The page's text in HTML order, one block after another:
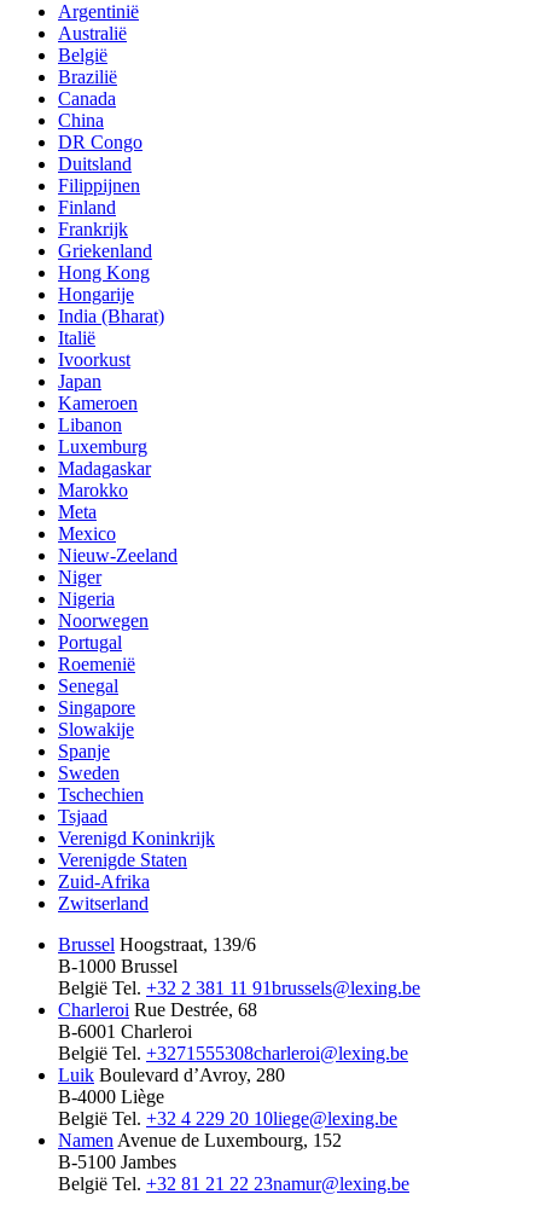
Argentinië
Australië
België
Brazilië
Canada
China
DR Congo
Duitsland
Filippijnen
Finland
Frankrijk
Griekenland
Hong Kong
Hongarije
India (Bharat)
Italië
Ivoorkust
Japan
Kameroen
Libanon
Luxemburg
Madagaskar
Marokko
Meta
Mexico
Nieuw-Zeeland
Niger
Nigeria
Noorwegen
Portugal
Roemenië
Senegal
Singapore
Slowakije
Spanje
Sweden
Tschechien
Tsjaad
Verenigd Koninkrijk
Verenigde Staten
Zuid-Afrika
Zwitserland
Brussel Hoogstraat, 139/6
B-1000 Brussel
België Tel. +32 2 381 11 91brussels@lexing.be
Charleroi Rue Destrée, 68
B-6001 Charleroi
België Tel. +3271555308charleroi@lexing.be
Luik Boulevard d’Avroy, 280
B-4000 Liège
België Tel. +32 4 229 20 10liege@lexing.be
NamenAvenue de Luxembourg, 152
B-5100 Jambes
België Tel. +32 81 21 22 23namur@lexing.be